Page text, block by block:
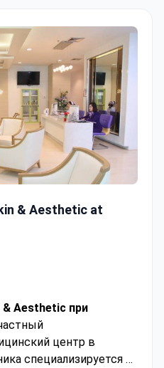
& Aesthetic at
& Aesthetic при
центр в
специализируется на